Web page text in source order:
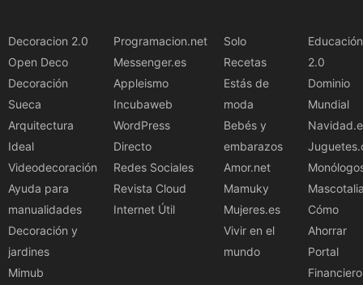
Decoracion 2.0
Open Deco
Decoración
Sueca
Arquitectura
Ideal
Videodecoración
Ayuda para
manualidades
Decoración y
jardines
Mimub
Programacion.net
Messenger.es
Appleismo
Incubaweb
WordPress
Directo
Redes Sociales
Revista Cloud
Internet Útil
Solo
Recetas
Estás de
moda
Bebés y
embarazos
Amor.net
Mamuky
Mujeres.es
Vivir en el
mundo
Educación
2.0
Dominio
Mundial
Cómo
Ahorrar
Portal
Financiero